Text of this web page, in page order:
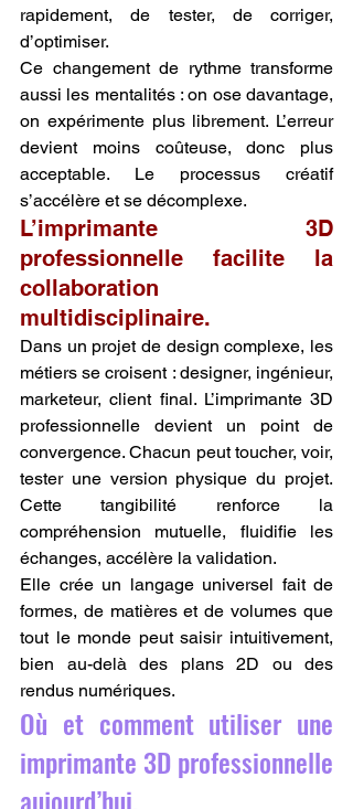
rapidement, de tester, de corriger,
d’optimiser.
Ce changement de rythme transforme
aussi les mentalités : on ose davantage,
on expérimente plus librement. L’erreur
devient moins coûteuse, donc plus
acceptable. Le processus créatif
s’accélère et se décomplexe.
L’imprimante 3D
professionnelle facilite la
collaboration
multidisciplinaire.
Dans un projet de design complexe, les
métiers se croisent : designer, ingénieur,
marketeur, client final. L’imprimante 3D
professionnelle devient un point de
convergence. Chacun peut toucher, voir,
tester une version physique du projet.
Cette tangibilité renforce la
compréhension mutuelle, fluidifie les
échanges, accélère la validation.
Elle crée un langage universel fait de
formes, de matières et de volumes que
tout le monde peut saisir intuitivement,
bien au-delà des plans 2D ou des
rendus numériques.
Où et comment utiliser une
imprimante 3D professionnelle
aujourd’hui.